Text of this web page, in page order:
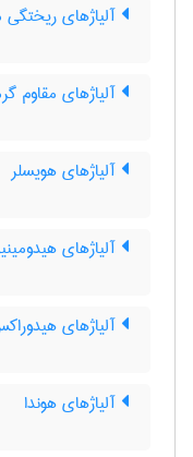
آلیاژهای ریختگی
آلیاژهای مقاوم
آلیاژهای هویسلر
آلیاژهای
آلیاژهای
آلیاژهای هوندا